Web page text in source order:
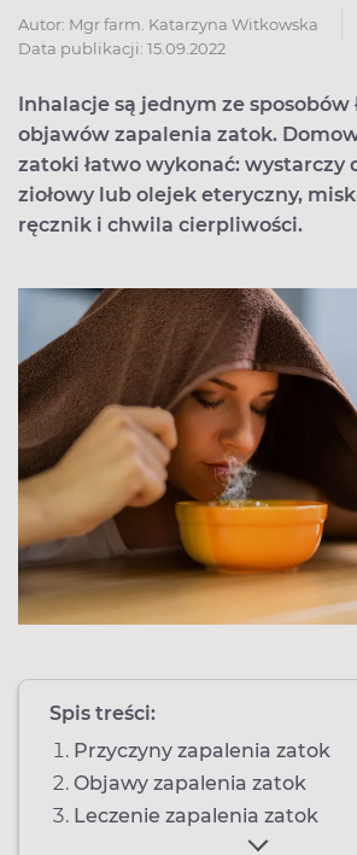
Autor: Mgr farm. Katarzyna Witkowska
Data publikacji: 15.09.2022
Inhalacje są jednym ze sposobów
objawów zapalenia zatok.
zatoki łatwo wykonać: wystarczy
ziołowy lub olejek eteryczny,
ręcznik i chwila cierpliwości.
Spis treści:
Przyczyny zapalenia zatok
Objawy zapalenia zatok
Leczenie zapalenia zatok